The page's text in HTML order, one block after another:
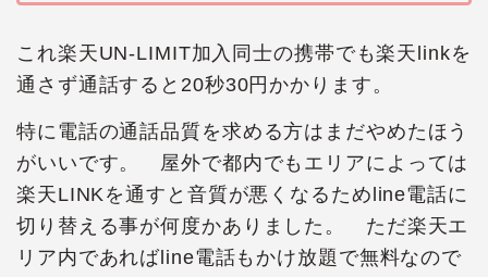
これ楽天UN-LIMIT加入同士の携帯でも楽天linkを
通さず通話すると20秒30円かかります。
特に電話の通話品質を求める方はまだやめたほう
がいいです。 屋外で都内でもエリアによっては
楽天LINKを通すと音質が悪くなるためline電話に
切り替える事が何度かありました。 ただ楽天エ
リア内であればline電話もかけ放題で無料なので